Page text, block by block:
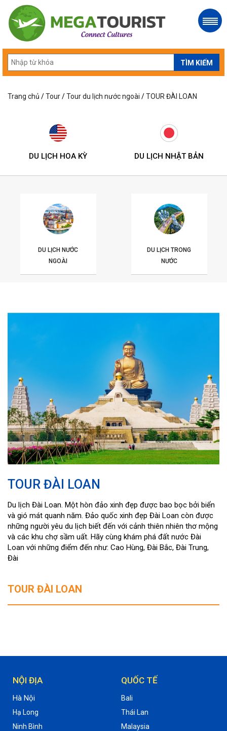
Trang chủ /Tour/Tour du lịch nước ngoài /TOUR ĐÀI LOAN
DU LỊCH HOA KỲ DU LỊCH NHẬT BẢN
DU LỊCH NƯỚC
NGOÀI
DU LỊCH TRONG
NƯỚC
TOUR ĐÀI LOAN
Du lịch Đài Loan. Một hòn đảo xinh đẹp được bao bọc bởi biển
và gió mát quanh năm. Đảo quốc xinh đẹp Đài Loan còn được
những người yêu du lịch biết đến với cảnh thiên nhiên thơ mộng
và các khu chợ sầm uất. Hãy cùng khám phá đất nước Đài
Loan với những điểm đến như: Cao Hùng, Đài Bắc, Đài Trung,
Đài
TOUR ĐÀI LOAN
NỘI ĐỊA
Hà Nội
Hạ Long
Ninh Bình
QUỐC TẾ
Bali
Thái Lan
Malaysia